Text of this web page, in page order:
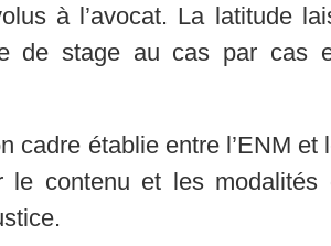
à l’avocat. La latitude
de stage au cas par cas
cadre établie entre l’ENM
le contenu et les